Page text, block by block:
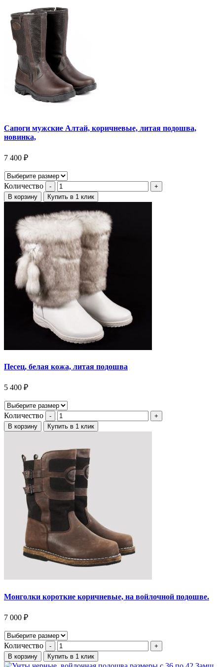
Сапоги мужские Алтай, коричневые, литая подошва,
новинка,
7 400 ₽
Количество
В корзину Купить в 1 клик
Песец, белая кожа, литая подошва
5 400 ₽
Количество
В корзину Купить в 1 клик
Монголки короткие коричневые, на войлочной подошве.
7 000 ₽
Количество
В корзину Купить в 1 клик